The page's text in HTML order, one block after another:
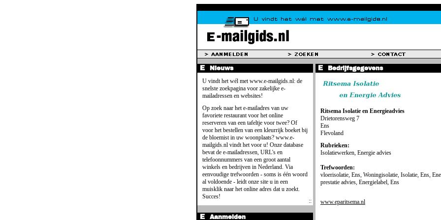
Nieuws
U vindt het wél met www.e-mailgids.nl: de
snelste zoekpagina voor zakelijke e-
mailadressen en websites!
Op zoek naar het e-mailadres van uw
favoriete restaurant voor het online
reserveren van een tafeltje voor twee? Of
voor het bestellen van een kleurrijk boeket bij
de bloemist in uw woonplaats? www.e-
mailgids.nl vindt het voor u! Onze database
bevat de e-mailadressen, URL's en
telefoonnummers van een groot aantal
winkels en bedrijven in Nederland. Via
eenvoudige trefwoorden - soms is één woord
al voldoende - leidt onze site u in een
muisklik naar het online adres dat u zoekt.
Succes!
Aanmelden
Bedrijfsgegevens
Ritsema Isolatie en Energieadvies
Drietorensweg 7
Ens
Flevoland
Rubrieken:
Isolatiewerken, Energie advies
Trefwoorden:
vloerisolatie, Ens, Woningisolatie, Isolatie, Ens,
prestatie advies, Energielabel, Ens
www.eparitsema.nl